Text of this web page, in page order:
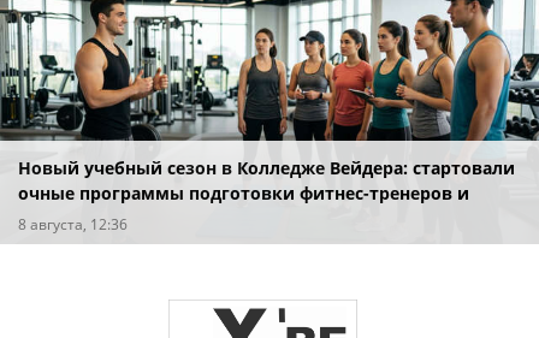
Новый учебный сезон в Колледже Вейдера: стартовали
очные программы подготовки фитнес-тренеров и
специалистов индустрии здоровья
8 августа, 12:36